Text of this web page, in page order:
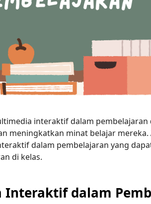
interaktif dalam
meningkatkan minat belajar mereka.
dalam pembelajaran yang
di kelas.
dalam